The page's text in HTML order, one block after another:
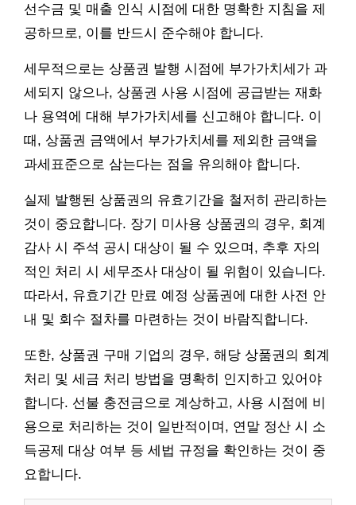
선수금 및 매출 인식 시점에 대한 명확한 지침을 제
공하므로, 이를 반드시 준수해야 합니다.
세무적으로는 상품권 발행 시점에 부가가치세가 과
세되지 않으나, 상품권 사용 시점에 공급받는 재화
나 용역에 대해 부가가치세를 신고해야 합니다. 이
때, 상품권 금액에서 부가가치세를 제외한 금액을
과세표준으로 삼는다는 점을 유의해야 합니다.
실제 발행된 상품권의 유효기간을 철저히 관리하는
것이 중요합니다. 장기 미사용 상품권의 경우, 회계
감사 시 주석 공시 대상이 될 수 있으며, 추후 자의
적인 처리 시 세무조사 대상이 될 위험이 있습니다.
따라서, 유효기간 만료 예정 상품권에 대한 사전 안
내 및 회수 절차를 마련하는 것이 바람직합니다.
또한, 상품권 구매 기업의 경우, 해당 상품권의 회계
처리 및 세금 처리 방법을 명확히 인지하고 있어야
합니다. 선불 충전금으로 계상하고, 사용 시점에 비
용으로 처리하는 것이 일반적이며, 연말 정산 시 소
득공제 대상 여부 등 세법 규정을 확인하는 것이 중
요합니다.